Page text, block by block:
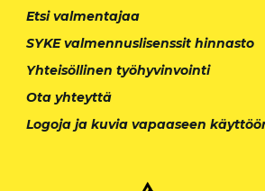
Etsi valmentajaa
SYKE valmennuslisenssit hinnasto
Yhteisöllinen työhyvinvointi
Ota yhteyttä
Logoja ja kuvia vapaaseen